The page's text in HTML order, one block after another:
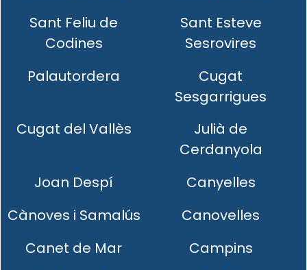
Sant Feliu de
Codines
Sant Esteve
Sesrovires
Palautordera
Cugat
Sesgarrigues
Cugat del Vallès
Julià de
Cerdanyola
Joan Despí
Canyelles
Cànoves i Samalús
Canovelles
Canet de Mar
Campins